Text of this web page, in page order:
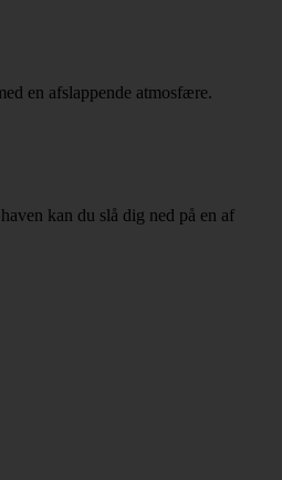
en afslappende atmosfære.
kan du slå dig ned på en af